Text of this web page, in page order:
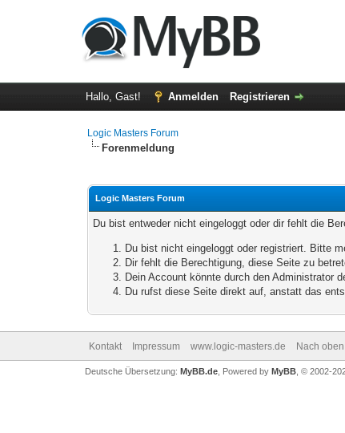
Hallo, Gast! Anmelden Registrieren
Logic Masters Forum
Forenmeldung
Logic Masters Forum
Du bist entweder nicht eingeloggt oder dir fehlt die
Du bist nicht eingeloggt oder registriert. Bitte
Dir fehlt die Berechtigung, diese Seite zu
Dein Account könnte durch den Administrator
Du rufst diese Seite direkt auf, anstatt das
Kontakt Impressum www.logic-masters.de Nach oben
Deutsche Übersetzung: MyBB.de, Powered by MyBB, © 2002-